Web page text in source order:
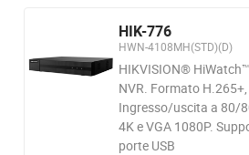
HIK-776
HWN-4108MH(STD)(D)
HIKVISION®
NVR. Formato
Ingresso/uscita a 80/
4K e VGA 1080P.
porte USB